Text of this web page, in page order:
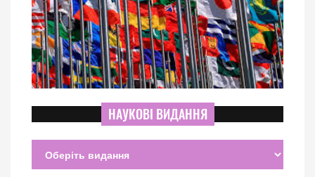
НАУКОВІ ВИДАННЯ